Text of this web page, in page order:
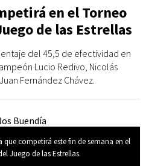
en el Torneo
de las Estrellas
del 45,5 de efectividad en
Lucio Redivo, Nicolás
Fernández Chávez.
que competirá este fin de semana en el
Juego de las Estrellas.